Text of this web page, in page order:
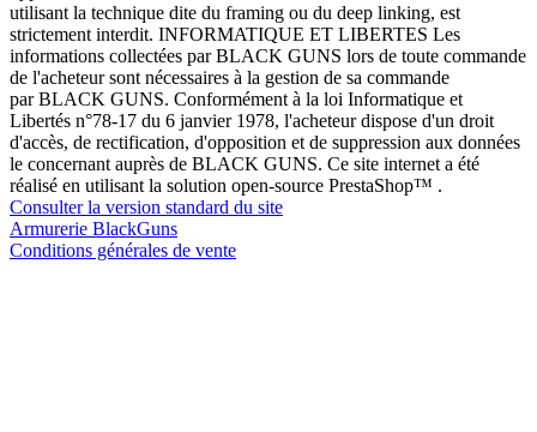
utilisant la technique dite du framing ou du deep linking, est
strictement interdit. INFORMATIQUE ET LIBERTES Les
informations collectées par BLACK GUNS lors de toute commande
de l'acheteur sont nécessaires à la gestion de sa commande
par BLACK GUNS. Conformément à la loi Informatique et
Libertés n°78-17 du 6 janvier 1978, l'acheteur dispose d'un droit
d'accès, de rectification, d'opposition et de suppression aux données
le concernant auprès de BLACK GUNS. Ce site internet a été
réalisé en utilisant la solution open-source PrestaShop™ .
Consulter la version standard du site
Armurerie BlackGuns
Conditions générales de vente